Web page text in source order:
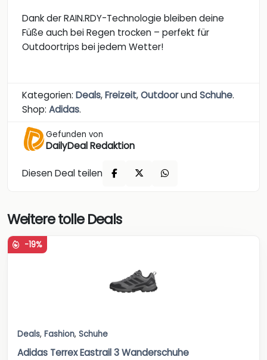
Dank der RAIN.RDY-Technologie bleiben deine
Füße auch bei Regen trocken – perfekt für
Outdoortrips bei jedem Wetter!
Kategorien: Deals,Freizeit,OutdoorundSchuhe.
Shop: Adidas.
Gefunden von
DailyDeal Redaktion
Diesen Deal teilen
Weitere tolle Deals
-19%
Deals, Fashion, Schuhe
Adidas Terrex Eastrail 3 Wanderschuhe